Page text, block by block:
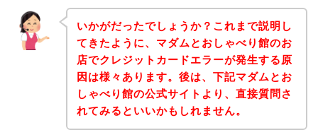
いかがだったでしょうか？これまで説明し
てきたように、マダムとおしゃべり館のお
店でクレジットカードエラーが発生する原
因は様々あります。後は、下記マダムとお
しゃべり館の公式サイトより、直接質問さ
れてみるといいかもしれません。